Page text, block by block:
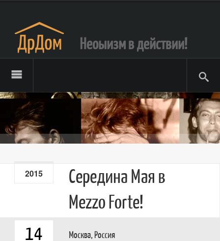
Неоыизм в действии!
2015
Середина Мая в
Mezzo Forte!
Москва,Россия
14